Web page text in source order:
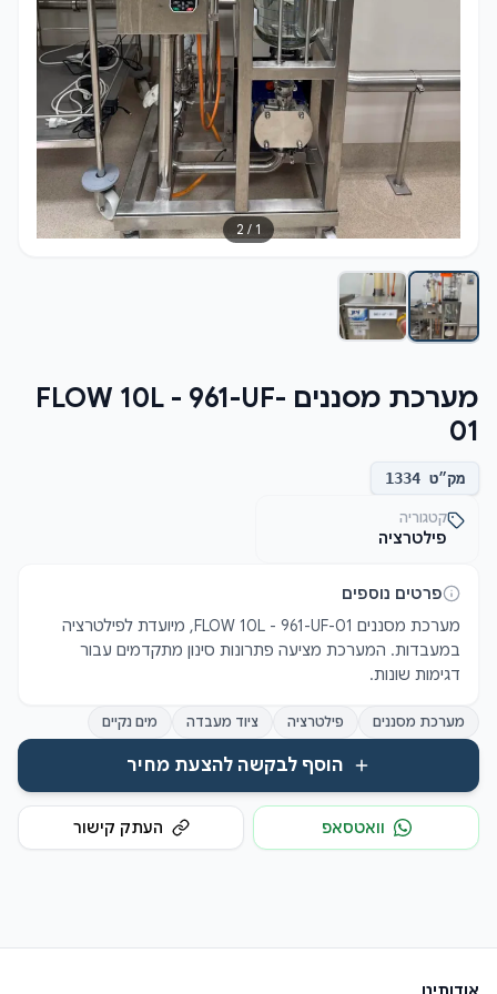
1
/
2
מערכת מסננים FLOW 10L - 961-UF-
01
מק״ט 1334
קטגוריה
פילטרציה
פרטים נוספים
דגימות שונות.
מערכת מסננים פילטרציה ציוד מעבדה מים נקיים
הוסף לבקשה להצעת מחיר
וואטסאפ העתק קישור